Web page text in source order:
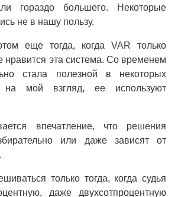
гораздо большего. Некоторые
не в нашу пользу.
еще тогда, когда VAR только
нравится эта система. Со временем
стала полезной в некоторых
на мой взгляд, ее используют
впечатление, что решения
или даже зависят от
только тогда, когда судья
даже двухсотпроцентную